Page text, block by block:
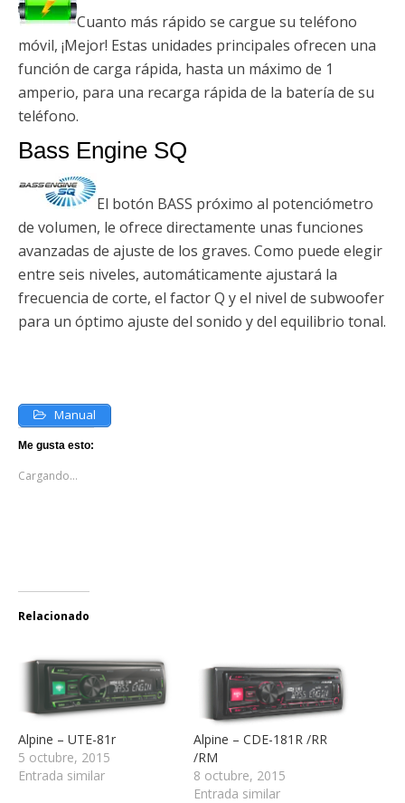
Cuanto más rápido se cargue su teléfono
móvil, ¡Mejor! Estas unidades principales ofrecen una
función de carga rápida, hasta un máximo de 1
amperio, para una recarga rápida de la batería de su
teléfono.
Bass Engine SQ
El botón BASS próximo al potenciómetro
de volumen, le ofrece directamente unas funciones
avanzadas de ajuste de los graves. Como puede elegir
entre seis niveles, automáticamente ajustará la
frecuencia de corte, el factor Q y el nivel de subwoofer
para un óptimo ajuste del sonido y del equilibrio tonal.
Manual
Me gusta esto:
Cargando...
Relacionado
Alpine – UTE-81r
5 octubre, 2015
Entrada similar
Alpine – CDE-181R /RR
/RM
8 octubre, 2015
Entrada similar